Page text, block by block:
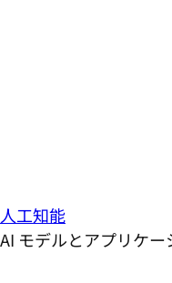
人工知能
AI モデルとアプリケ